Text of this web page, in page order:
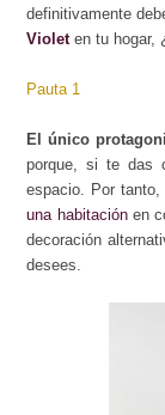
definitivamente
Violeten tu hogar,
Pauta 1
El único
porque, si te das
espacio. Por
una habitaciónen
decoración
desees.